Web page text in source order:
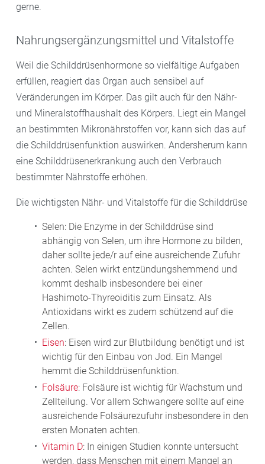
gerne.
Nahrungsergänzungsmittel und Vitalstoffe
Weil die Schilddrüsenhormone so vielfältige Aufgaben
erfüllen, reagiert das Organ auch sensibel auf
Veränderungen im Körper. Das gilt auch für den Nähr-
und Mineralstoffhaushalt des Körpers. Liegt ein Mangel
an bestimmten Mikronährstoffen vor, kann sich das auf
die Schilddrüsenfunktion auswirken. Andersherum kann
eine Schilddrüsenerkrankung auch den Verbrauch
bestimmter Nährstoffe erhöhen.
Die wichtigsten Nähr- und Vitalstoffe für die Schilddrüse
Selen: Die Enzyme in der Schilddrüse sind
abhängig von Selen, um ihre Hormone zu bilden,
daher sollte jede/r auf eine ausreichende Zufuhr
achten. Selen wirkt entzündungshemmend und
kommt deshalb insbesondere bei einer
Hashimoto-Thyreoiditis zum Einsatz. Als
Antioxidans wirkt es zudem schützend auf die
Zellen.
Eisen: Eisen wird zur Blutbildung benötigt und ist
wichtig für den Einbau von Jod. Ein Mangel
hemmt die Schilddrüsenfunktion.
Folsäure: Folsäure ist wichtig für Wachstum und
Zellteilung. Vor allem Schwangere sollte auf eine
ausreichende Folsäurezufuhr insbesondere in den
ersten Monaten achten.
Vitamin D: In einigen Studien konnte untersucht
werden, dass Menschen mit einem Mangel an